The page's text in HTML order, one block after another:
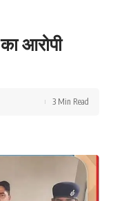
आरोपी
3 Min Read